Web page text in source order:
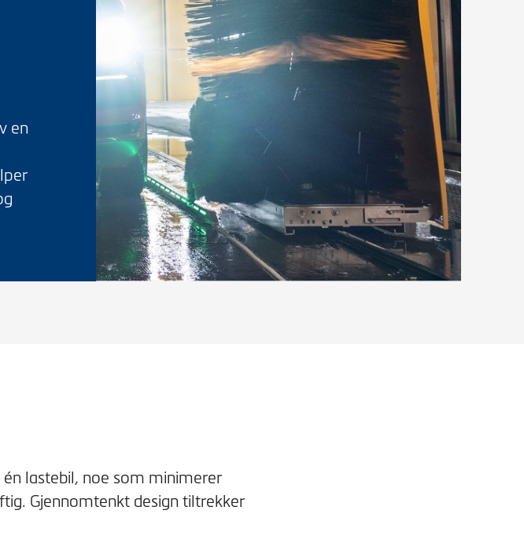
en
lastebil, noe som minimerer
Gjennomtenkt design tiltrekker